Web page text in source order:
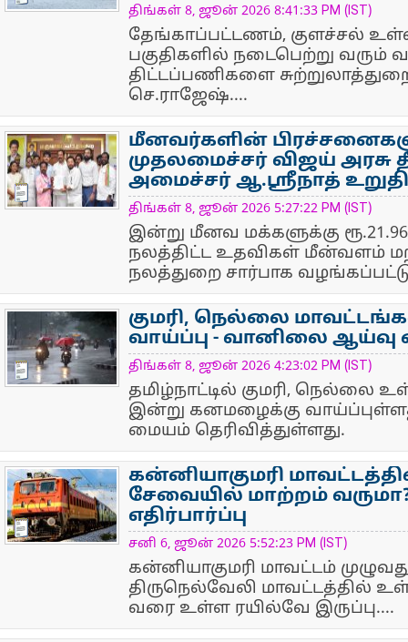
திங்கள் 8, ஜூன் 2026 8:41:33 PM (IST)
தேங்காப்பட்டணம், குளச்சல்
பகுதிகளில் நடைபெற்று வரும்
திட்டப்பணிகளை
செ.ராஜேஷ்....
NewsIcon
மீனவர்களின்
முதலமைச்சர் விஜய் அரசு
அமைச்சர் ஆ.ஸ்ரீநாத்
திங்கள் 8, ஜூன் 2026 5:27:22 PM (IST)
இன்று மீனவ மக்களுக்கு
நலத்திட்ட உதவிகள் மீன்வளம்
நலத்துறை சார்பாக
NewsIcon
குமரி, நெல்லை
வாய்ப்பு - வானிலை
திங்கள் 8, ஜூன் 2026 4:23:02 PM (IST)
தமிழ்நாட்டில் குமரி, நெல்லை
இன்று கனமழைக்கு
மையம் தெரிவித்துள்ளது.
NewsIcon
கன்னியாகுமரி
சேவையில் மாற்றம்
எதிர்பார்ப்பு
சனி 6, ஜூன் 2026 5:52:23 PM (IST)
கன்னியாகுமரி மாவட்டம்
திருநெல்வேலி மாவட்டத்தில்
வரை உள்ள ரயில்வே இருப்பு....